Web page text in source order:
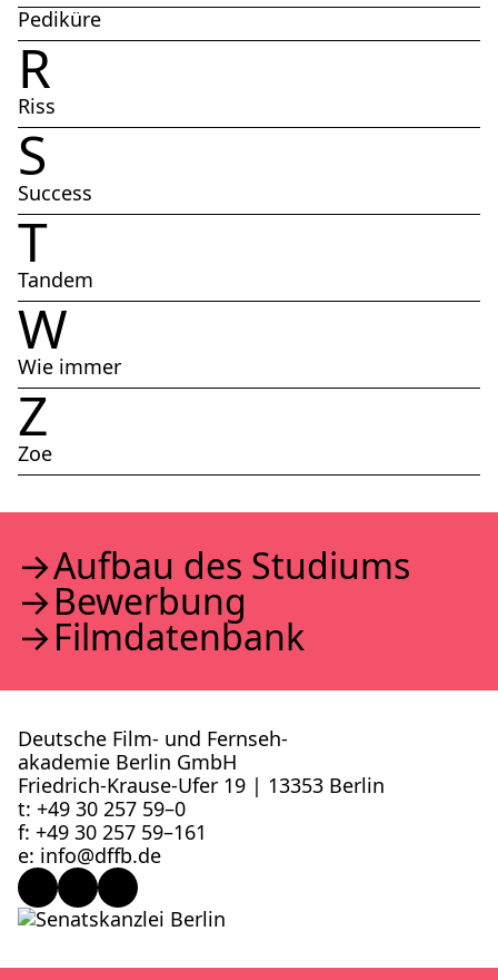
Pediküre
R
Riss
S
Success
T
Tandem
W
Wie immer
Z
Zoe
Auf­bau des Stu­di­ums
Bewer­bung
Film­da­ten­bank
Deutsche Film- und Fernseh­
akademie Berlin GmbH
Friedrich-Krause-Ufer 19 | 13353 Berlin
t: +49 30 257 59–0
f: +49 30 257 59–161
e: info@​dffb.​de